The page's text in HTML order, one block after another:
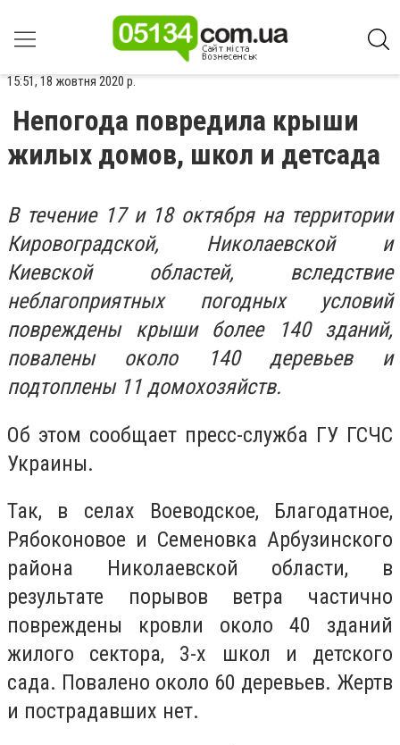
15:51, 18 жовтня 2020 р.
Непогода повредила крыши
жилых домов, школ и детсада
В течение 17 и 18 октября на территории
Кировоградской, Николаевской и
Киевской областей, вследствие
неблагоприятных погодных условий
повреждены крыши более 140 зданий,
повалены около 140 деревьев и
подтоплены 11 домохозяйств.
Об этом сообщает пресс-служба ГУ ГСЧС
Украины.
Так, в селах Воеводское, Благодатное,
Рябоконовое и Семеновка Арбузинского
района Николаевской области, в
результате порывов ветра частично
повреждены кровли около 40 зданий
жилого сектора, 3-х школ и детского
сада. Повалено около 60 деревьев. Жертв
и пострадавших нет.